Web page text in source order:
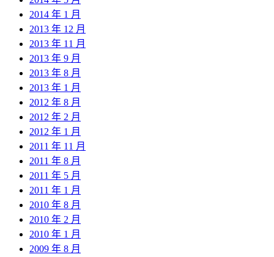
2014 年 1 月
2013 年 12 月
2013 年 11 月
2013 年 9 月
2013 年 8 月
2013 年 1 月
2012 年 8 月
2012 年 2 月
2012 年 1 月
2011 年 11 月
2011 年 8 月
2011 年 5 月
2011 年 1 月
2010 年 8 月
2010 年 2 月
2010 年 1 月
2009 年 8 月